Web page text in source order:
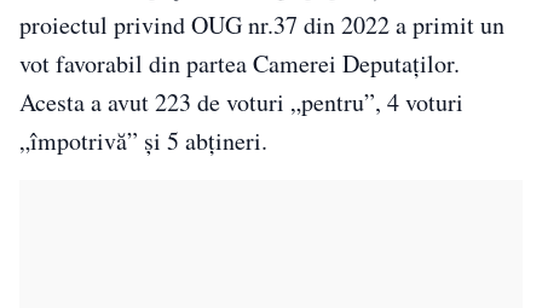
proiectul privind OUG nr.37 din 2022 a primit un
vot favorabil din partea Camerei Deputaților.
Acesta a avut 223 de voturi „pentru”, 4 voturi
„împotrivă” și 5 abțineri.